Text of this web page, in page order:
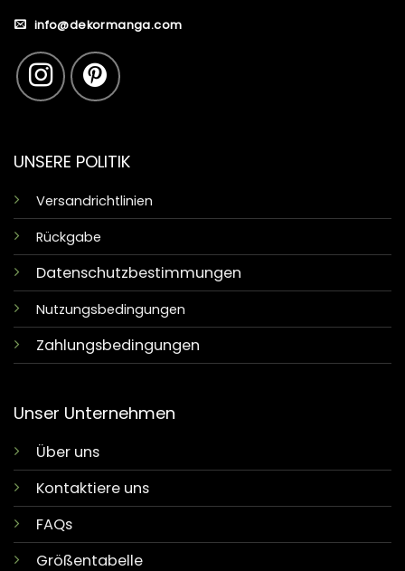
info@dekormanga.com
UNSERE POLITIK
Versandrichtlinien
Rückgabe
Datenschutzbestimmungen
Nutzungsbedingungen
Zahlungsbedingungen
Unser Unternehmen
Über uns
Kontaktiere uns
FAQs
Größentabelle